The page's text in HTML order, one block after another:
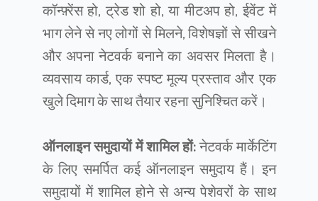
कॉन्फ़्रेंस हो, ट्रेड शो हो, या मीटअप हो, ईवेंट में
भाग लेने से नए लोगों से मिलने, विशेषज्ञों से सीखने
और अपना नेटवर्क बनाने का अवसर मिलता है।
व्यवसाय कार्ड, एक स्पष्ट मूल्य प्रस्ताव और एक
खुले दिमाग के साथ तैयार रहना सुनिश्चित करें।
ऑनलाइन समुदायों में शामिल हों:नेटवर्क मार्केटिंग
के लिए समर्पित कई ऑनलाइन समुदाय हैं। इन
समुदायों में शामिल होने से अन्य पेशेवरों के साथ